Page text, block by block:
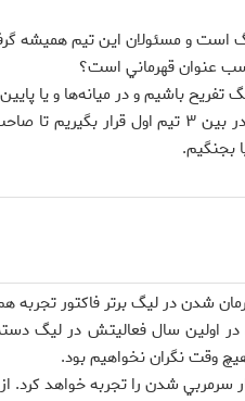
و مسئولان اين تيم هميشه
عنوان قهرماني است؟
تفريح باشيم و در ميانه‌ها و يا
بجنگيم.
شدن در ليگ برتر فاكتور
اولين سال فعاليتش در ليگ
وقت نگران نخواهيم بود.
سرمربي شدن را تجربه خواهد كرد.